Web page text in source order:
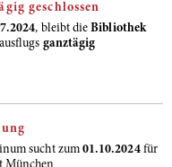
geschlossen
, bleibt die Bibliothek
ganztägig
sucht zum 01.10.2024 für